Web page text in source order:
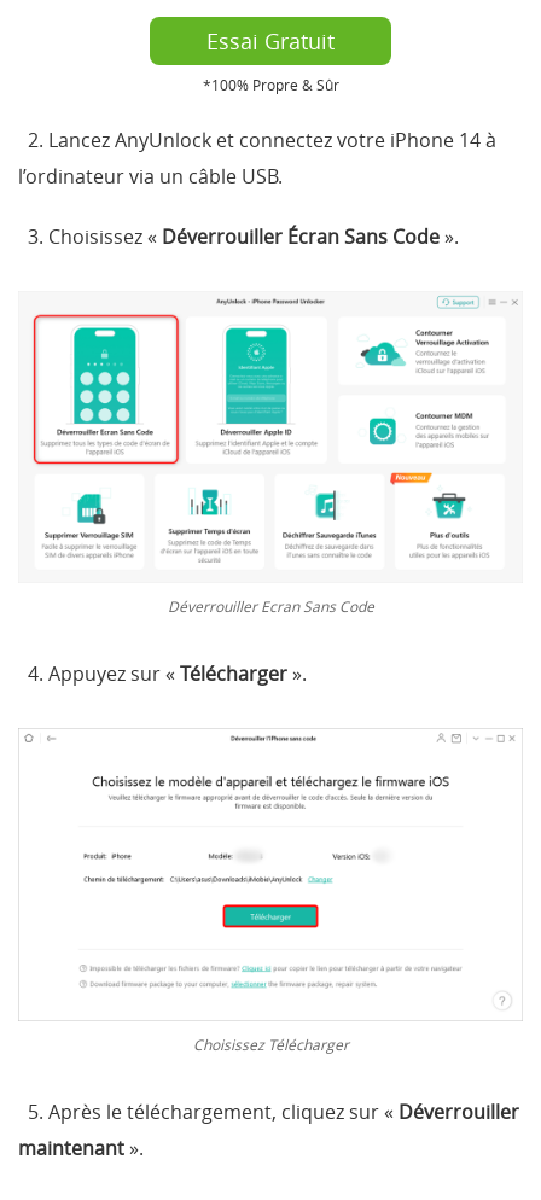
Essai Gratuit
*100% Propre & Sûr
2. Lancez AnyUnlock et connectez votre iPhone 14 à
l’ordinateur via un câble USB.
3. Choisissez « Déverrouiller Écran Sans Code».
Déverrouiller Ecran Sans Code
4. Appuyez sur « Télécharger».
Choisissez Télécharger
5. Après le téléchargement, cliquez sur « Déverrouiller
maintenant».